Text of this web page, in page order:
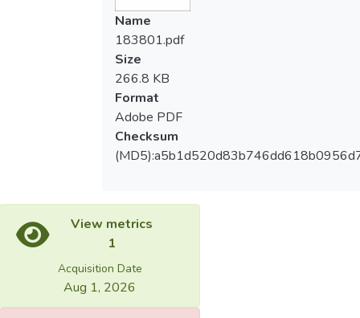
Name
183801.pdf
Size
266.8 KB
Format
Adobe PDF
Checksum
View metrics
1
Acquisition Date
Aug 1, 2026